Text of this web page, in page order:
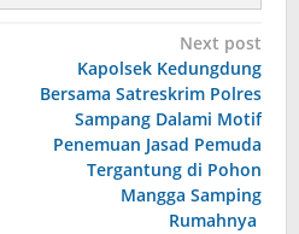
Next post
Kapolsek Kedungdung
Bersama Satreskrim Polres
Sampang Dalami Motif
Penemuan Jasad Pemuda
Tergantung di Pohon
Mangga Samping
Rumahnya